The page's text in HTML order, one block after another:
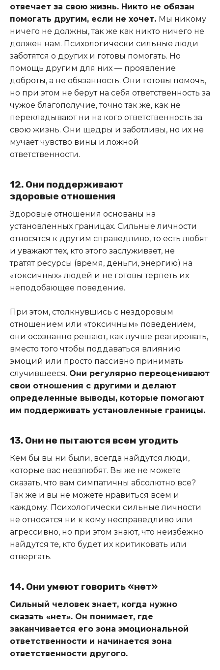
отвечает за свою жизнь. Никто не обязан
помогать другим, если не хочет. Мы никому
ничего не должны, так же как никто ничего не
должен нам. Психологически сильные люди
заботятся о других и готовы помогать. Но
помощь другим для них — проявление
доброты, а не обязанность. Они готовы помочь,
но при этом не берут на себя ответственность за
чужое благополучие, точно так же, как не
перекладывают ни на кого ответственность за
свою жизнь. Они щедры и заботливы, но их не
мучает чувство вины и ложной
ответственности.
12. Они поддерживают
здоровые отношения
Здоровые отношения основаны на
установленных границах. Сильные личности
относятся к другим справедливо, то есть любят
и уважают тех, кто этого заслуживает, не
тратят ресурсы (время, деньги, энергию) на
«токсичных» людей и не готовы терпеть их
неподобающее поведение.
При этом, столкнувшись с нездоровым
отношением или «токсичным» поведением,
они осознанно решают, как лучше реагировать,
вместо того чтобы поддаваться влиянию
эмоций или просто пассивно принимать
случившееся. Они регулярно переоценивают
свои отношения с другими и делают
определенные выводы, которые помогают
им поддерживать установленные границы.
13. Они не пытаются всем угодить
Кем бы вы ни были, всегда найдутся люди,
которые вас невзлюбят. Вы же не можете
сказать, что вам симпатичны абсолютно все?
Так же и вы не можете нравиться всем и
каждому. Психологически сильные личности
не относятся ни к кому несправедливо или
агрессивно, но при этом знают, что неизбежно
найдутся те, кто будет их критиковать или
отвергать.
14. Они умеют говорить «нет»
Сильный человек знает, когда нужно
сказать «нет». Он понимает, где
заканчивается его зона эмоциональной
ответственности и начинается зона
ответственности другого.